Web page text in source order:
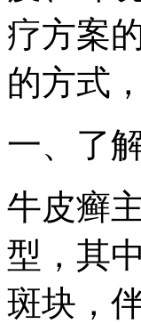
疗方案
的方式
一、了
牛皮癣
型，其
斑块，